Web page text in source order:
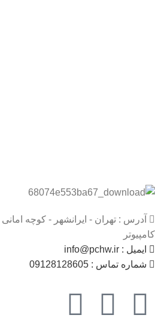
آدرس : تهران - ایرانشهر - کوچه
کامپیوتر
ایمیل : info@pchw.ir
شماره تماس : 09128128605